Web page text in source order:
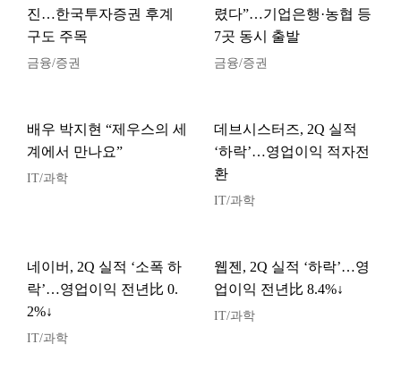
진…한국투자증권 후계
구도 주목
금융/증권
렸다”…기업은행·농협 등
7곳 동시 출발
금융/증권
배우 박지현 “제우스의 세
계에서 만나요”
IT/과학
데브시스터즈, 2Q 실적
‘하락’…영업이익 적자전
환
IT/과학
네이버, 2Q 실적 ‘소폭 하
락’…영업이익 전년比 0.
2%↓
IT/과학
웹젠, 2Q 실적 ‘하락’…영
업이익 전년比 8.4%↓
IT/과학